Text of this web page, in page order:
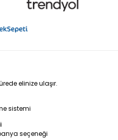
elinize ulaşır.
sistemi
seçeneği